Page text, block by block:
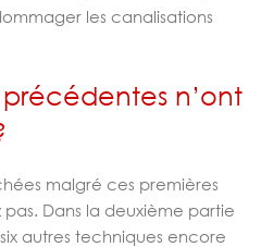
les canalisations
n’ont
malgré ces premières
pas. Dans la deuxième partie
autres techniques encore